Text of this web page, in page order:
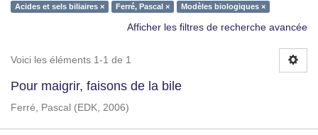
Acides et sels biliaires ×
Ferré, Pascal × Modèles biologiques ×
Afficher les filtres de recherche avancée
Voici les éléments 1-1 de 1
Pour maigrir, faisons de la bile
Ferré, Pascal (EDK, 2006)